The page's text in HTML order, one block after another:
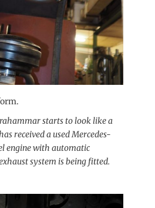
starts to look like a
received a used Mercedes-
engine with automatic
system is being fitted.